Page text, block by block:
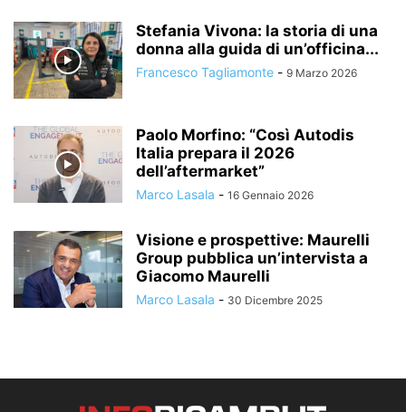
Stefania Vivona: la storia di una
donna alla guida di un’officina...
Francesco Tagliamonte - 9 Marzo 2026
Paolo Morfino: “Così Autodis
Italia prepara il 2026
dell’aftermarket”
Marco Lasala - 16 Gennaio 2026
Visione e prospettive: Maurelli
Group pubblica un’intervista a
Giacomo Maurelli
Marco Lasala - 30 Dicembre 2025